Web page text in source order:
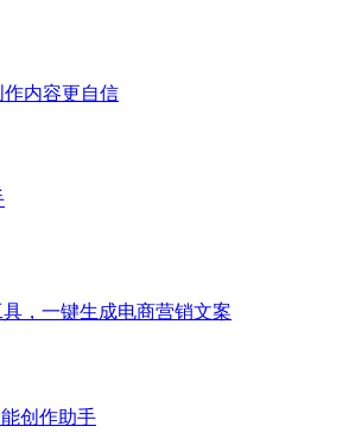
内容更自信
，一键生成电商营销文案
创作助手